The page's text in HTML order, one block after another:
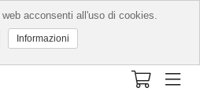
acconsenti all'uso di cookies.
Informazioni